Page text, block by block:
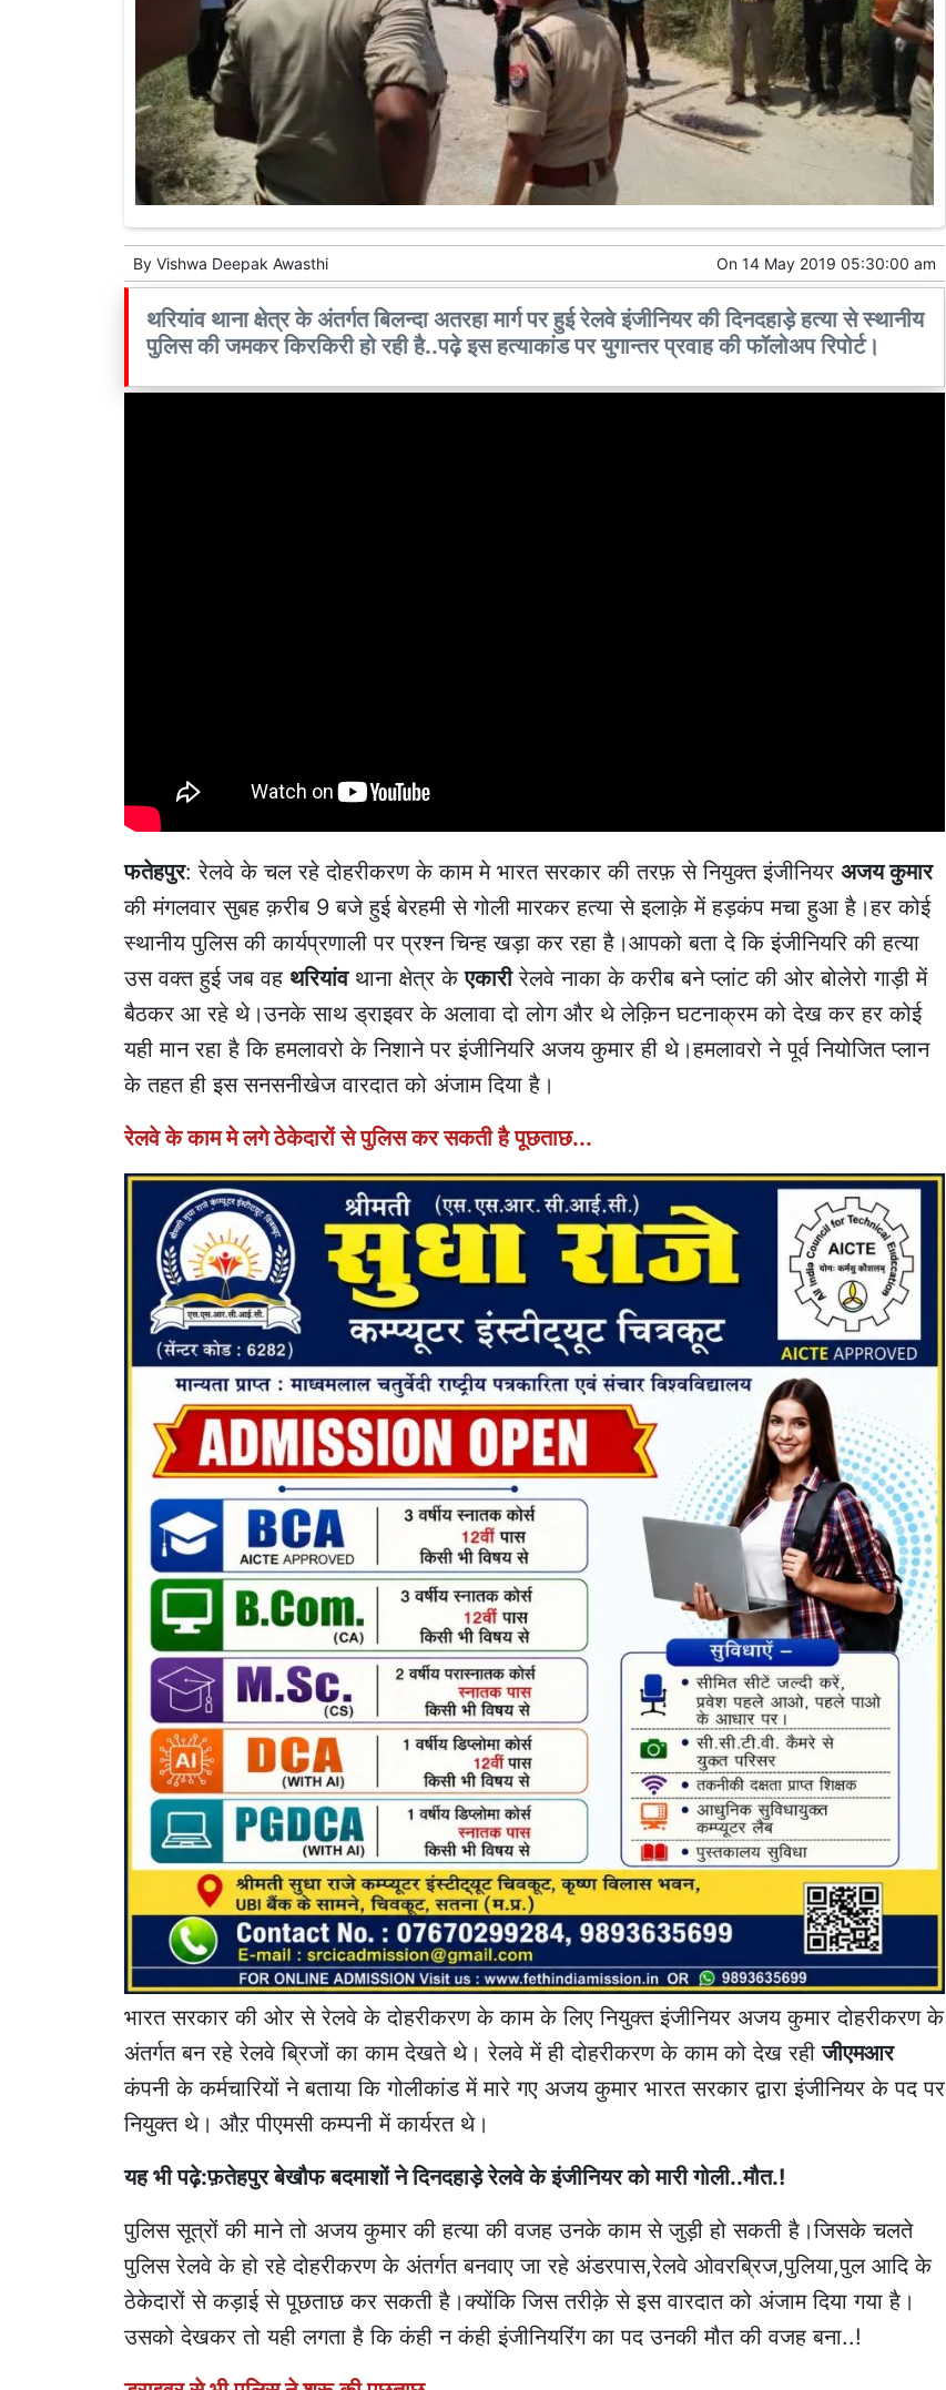
By Vishwa Deepak Awasthi On 14 May 2019 05:30:00 am
थरियांव थाना क्षेत्र के अंतर्गत बिलन्दा अतरहा मार्ग पर हुई रेलवे इंजीनियर की दिनदहाड़े हत्या से स्थानीय
पुलिस की जमकर किरकिरी हो रही है..पढ़े इस हत्याकांड पर युगान्तर प्रवाह की फॉलोअप रिपोर्ट।
फतेहपुर: रेलवे के चल रहे दोहरीकरण के काम मे भारत सरकार की तरफ़ से नियुक्त इंजीनियर अजय कुमार
की मंगलवार सुबह क़रीब 9 बजे हुई बेरहमी से गोली मारकर हत्या से इलाक़े में हड़कंप मचा हुआ है।हर कोई
स्थानीय पुलिस की कार्यप्रणाली पर प्रश्न चिन्ह खड़ा कर रहा है।आपको बता दे कि इंजीनियरि की हत्या
उस वक्त हुई जब वह थरियांवथाना क्षेत्र केएकारीरेलवे नाका के करीब बने प्लांट की ओर बोलेरो गाड़ी में
बैठकर आ रहे थे।उनके साथ ड्राइवर के अलावा दो लोग और थे लेक़िन घटनाक्रम को देख कर हर कोई
यही मान रहा है कि हमलावरो के निशाने पर इंजीनियरि अजय कुमार ही थे।हमलावरो ने पूर्व नियोजित प्लान
के तहत ही इस सनसनीखेज वारदात को अंजाम दिया है।
रेलवे के काम मे लगे ठेकेदारों से पुलिस कर सकती है पूछताछ...
भारत सरकार की ओर से रेलवे के दोहरीकरण के काम के लिए नियुक्त इंजीनियर अजय कुमार दोहरीकरण के
अंतर्गत बन रहे रेलवे ब्रिजों का काम देखते थे। रेलवे में ही दोहरीकरण के काम को देख रहीजीएमआर
कंपनी के कर्मचारियों ने बताया कि गोलीकांड में मारे गए अजय कुमार भारत सरकार द्वारा इंजीनियर के पद पर
नियुक्त थे। औऱ पीएमसी कम्पनी में कार्यरत थे।
यह भी पढ़े:फ़तेहपुर बेखौफ बदमाशों ने दिनदहाड़े रेलवे के इंजीनियर को मारी गोली..मौत.!
पुलिस सूत्रों की माने तो अजय कुमार की हत्या की वजह उनके काम से जुड़ी हो सकती है।जिसके चलते
पुलिस रेलवे के हो रहे दोहरीकरण के अंतर्गत बनवाए जा रहे अंडरपास,रेलवे ओवरब्रिज,पुलिया,पुल आदि के
ठेकेदारों से कड़ाई से पूछताछ कर सकती है।क्योंकि जिस तरीक़े से इस वारदात को अंजाम दिया गया है।
उसको देखकर तो यही लगता है कि कंही न कंही इंजीनियरिंग का पद उनकी मौत की वजह बना..!